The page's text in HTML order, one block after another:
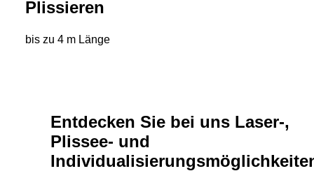
Plissieren
bis zu 4 m Länge
Entdecken Sie bei uns Laser-,
Plissee- und